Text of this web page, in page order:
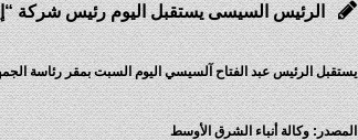
الرئيس السيسى يستقبل اليوم رئيس شركة
يستقبل الرئيس عبد الفتاح آلسيسي اليوم السبت بمقر رئاسة
المصدر: وكالة أنباء الشرق الأوسط